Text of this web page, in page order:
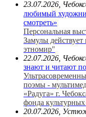
23.07.2026,
любимый
смотреть»
Персональная
Замулы
этномир"
22.07.2026,
знают и читают
поэмы -
«Радуга» г.
фонда
20.07.2026,